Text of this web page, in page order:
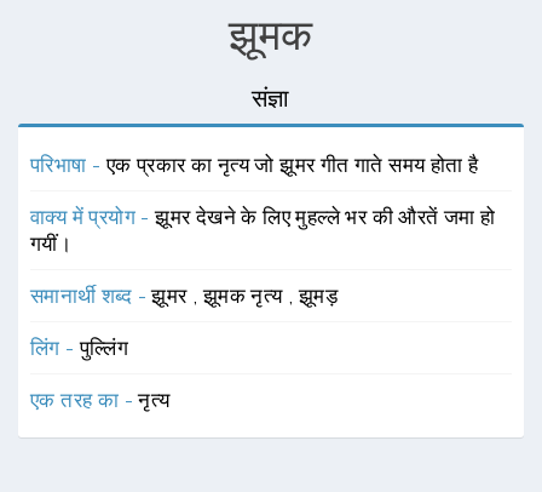
झूमक
संज्ञा
परिभाषा -एक प्रकार का नृत्य जो झूमर गीत गाते समय होता है
वाक्य में प्रयोग -झूमर देखने के लिए मुहल्ले भर की औरतें जमा हो
गयीं।
समानार्थी शब्द -झूमर ,झूमक नृत्य ,झूमड़
लिंग -पुल्लिंग
एक तरह का -नृत्य